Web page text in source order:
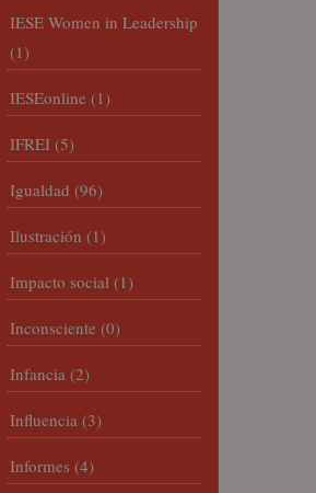
IESE Women in Leadership
(1)
IESEonline (1)
IFREI (5)
Igualdad (96)
Ilustración (1)
Impacto social (1)
Inconsciente (0)
Infancia (2)
Influencia (3)
Informes (4)